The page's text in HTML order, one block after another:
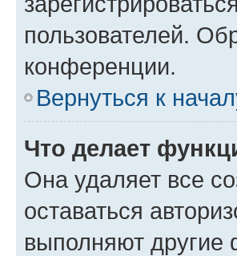
пользователей.
конференции.
Вернуться к
Что делает
Она удаляет все
оставаться
выполняют другие